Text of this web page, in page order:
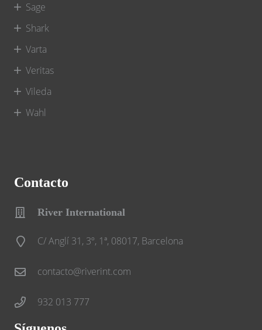
Sage
Shark
Varta
Veritas
Vileda
Wahl
Contacto
River International
C/ Anglí 31, 3º, 1ª, 08017, Barcelona
contacto@riverint.com
932 013 777